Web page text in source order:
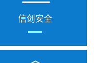
信创安全